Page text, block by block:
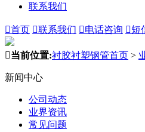
联系我们
首页 联系我们 电话咨询 短
当前位置:衬胶衬塑钢管首页 >
新闻中心
公司动态
业界资讯
常见问题